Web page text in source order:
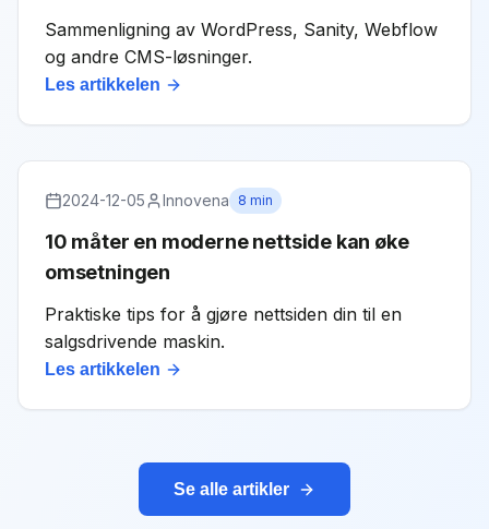
Sammenligning av WordPress, Sanity, Webflow
og andre CMS-løsninger.
Les artikkelen
2024-12-05 Innovena 8 min
10 måter en moderne nettside kan øke
omsetningen
Praktiske tips for å gjøre nettsiden din til en
salgsdrivende maskin.
Les artikkelen
Se alle artikler